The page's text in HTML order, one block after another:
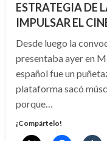
ESTRATEGIA DE
IMPULSAR EL
Desde luego la
presentaba ayer en
español fue un
plataforma sacó
porque…
¡Compártelo!